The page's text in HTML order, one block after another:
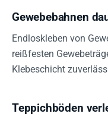
Gewebebahnen
Endloskleben von
reißfesten
Klebeschicht
Teppichböden